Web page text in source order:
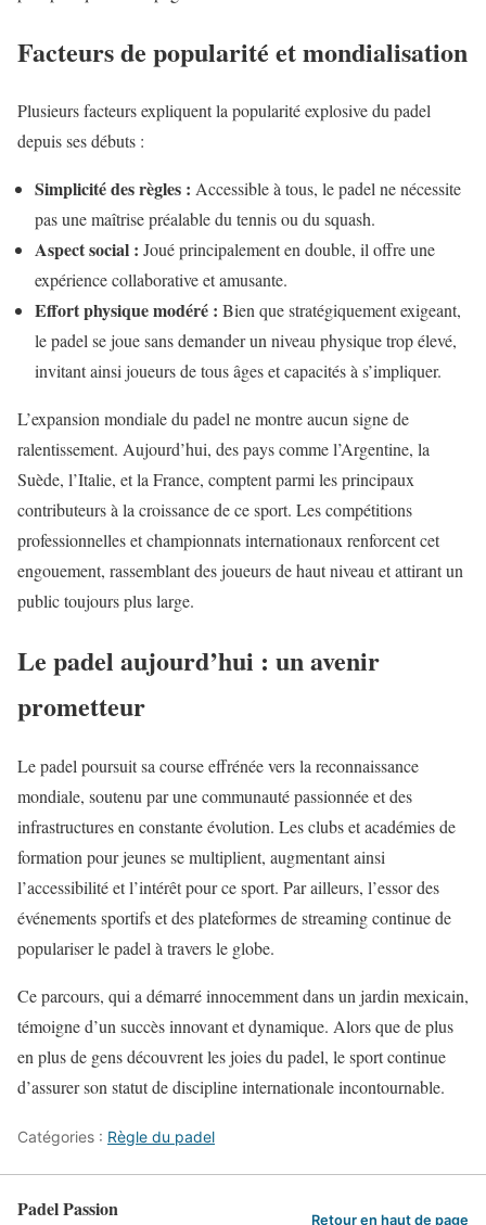
Facteurs de popularité et mondialisation
Plusieurs facteurs expliquent la popularité explosive du padel
depuis ses débuts :
Simplicité des règles : Accessible à tous, le padel ne nécessite
pas une maîtrise préalable du tennis ou du squash.
Aspect social : Joué principalement en double, il offre une
expérience collaborative et amusante.
Effort physique modéré : Bien que stratégiquement exigeant,
le padel se joue sans demander un niveau physique trop élevé,
invitant ainsi joueurs de tous âges et capacités à s’impliquer.
L’expansion mondiale du padel ne montre aucun signe de
ralentissement. Aujourd’hui, des pays comme l’Argentine, la
Suède, l’Italie, et la France, comptent parmi les principaux
contributeurs à la croissance de ce sport. Les compétitions
professionnelles et championnats internationaux renforcent cet
engouement, rassemblant des joueurs de haut niveau et attirant un
public toujours plus large.
Le padel aujourd’hui : un avenir
prometteur
Le padel poursuit sa course effrénée vers la reconnaissance
mondiale, soutenu par une communauté passionnée et des
infrastructures en constante évolution. Les clubs et académies de
formation pour jeunes se multiplient, augmentant ainsi
l’accessibilité et l’intérêt pour ce sport. Par ailleurs, l’essor des
événements sportifs et des plateformes de streaming continue de
populariser le padel à travers le globe.
Ce parcours, qui a démarré innocemment dans un jardin mexicain,
témoigne d’un succès innovant et dynamique. Alors que de plus
en plus de gens découvrent les joies du padel, le sport continue
d’assurer son statut de discipline internationale incontournable.
Catégories : Règle du padel
Padel Passion Retour en haut de page